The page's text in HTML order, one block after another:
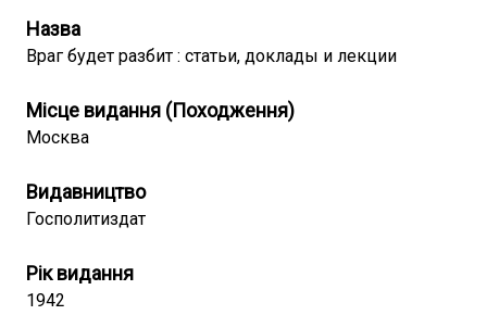
Назва
Враг будет разбит : статьи, доклады и лекции
Місце видання (Походження)
Москва
Видавництво
Госполитиздат
Рік видання
1942